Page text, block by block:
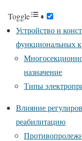
Toggle
Устройство и
функциональных
назначение
Типы
Влияние
реабилитацию